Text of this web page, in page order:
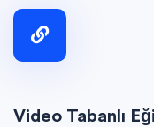
Video Tabanlı